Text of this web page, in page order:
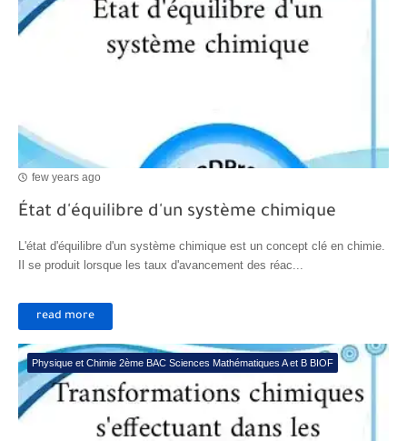
few years ago
État d'équilibre d'un système chimique
L'état d'équilibre d'un système chimique est un concept clé en chimie.
Il se produit lorsque les taux d'avancement des réac...
read more
Physique et Chimie 2ème BAC Sciences Mathématiques A et B BIOF